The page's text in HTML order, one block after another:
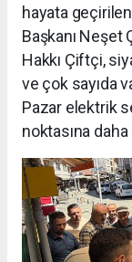
hayata geçirilen
Başkanı Neşet
Hakkı Çiftçi,
ve çok sayıda
Pazar elektrik
noktasına